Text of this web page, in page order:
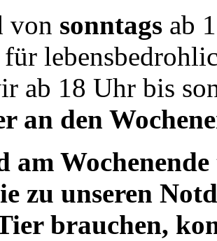
von sonntags ab
für
ab 18 Uhr bis
an den
am
zu unseren
brauchen,